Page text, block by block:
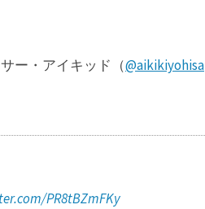
ー・アイキッド（@aikikiyohisa
PR8tBZmFKy